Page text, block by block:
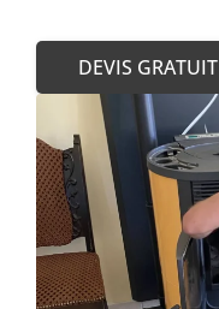
DEVIS GRATUIT